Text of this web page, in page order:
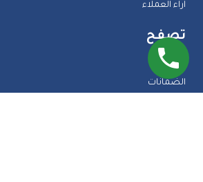
اراء العملاء
تصفح
المدونة
الضمانات